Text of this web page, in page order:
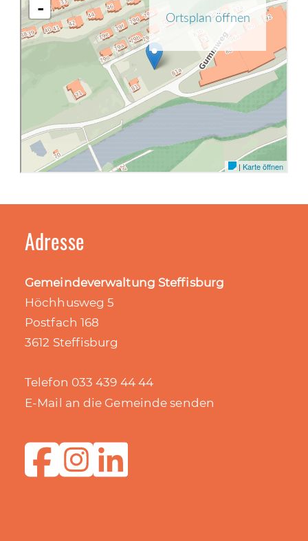
Adresse
Gemeindeverwaltung Steffisburg
Höchhusweg 5
Postfach 168
3612 Steffisburg
Telefon 033 439 44 44
E-Mail an die Gemeinde senden